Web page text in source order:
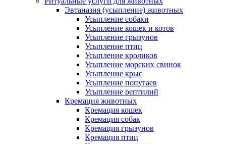
Эвтаназия (усыпление) животных
Усыпление собаки
Усыпление кошек и котов
Усыпление грызунов
Усыпление птиц
Усыпление кроликов
Усыпление морских свинок
Усыпление крыс
Усыпление попугаев
Усыпление рептилий
Кремация животных
Кремация кошек
Кремация собак
Кремация грызунов
Кремация птиц